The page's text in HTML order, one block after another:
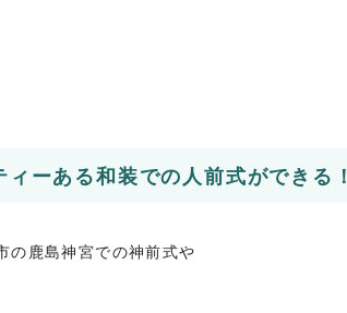
ーある和装での人前式ができる！
の鹿島神宮での神前式や